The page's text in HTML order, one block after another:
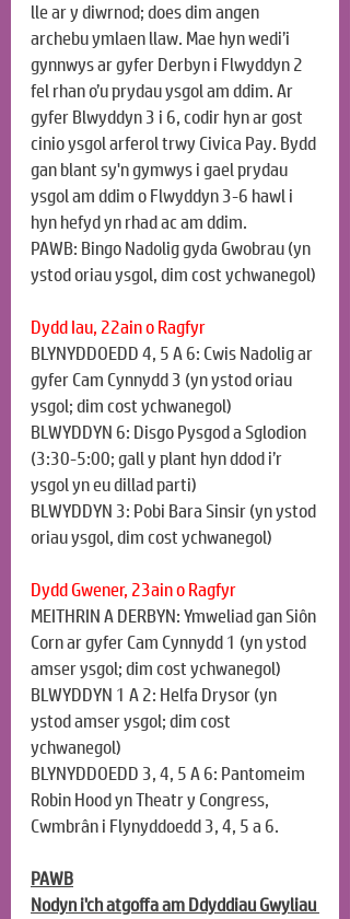
lle ar y diwrnod; does dim angen
archebu ymlaen llaw. Mae hyn wedi’i
gynnwys ar gyfer Derbyn i Flwyddyn 2
fel rhan o’u prydau ysgol am ddim. Ar
gyfer Blwyddyn 3 i 6, codir hyn ar gost
cinio ysgol arferol trwy Civica Pay. Bydd
gan blant sy'n gymwys i gael prydau
ysgol am ddim o Flwyddyn 3-6 hawl i
hyn hefyd yn rhad ac am ddim.
PAWB: Bingo Nadolig gyda Gwobrau (yn
ystod oriau ysgol, dim cost ychwanegol)
Dydd Iau, 22ain o Ragfyr
BLYNYDDOEDD 4, 5 A 6: Cwis Nadolig ar
gyfer Cam Cynnydd 3 (yn ystod oriau
ysgol; dim cost ychwanegol)
BLWYDDYN 6: Disgo Pysgod a Sglodion
(3:30-5:00; gall y plant hyn ddod i’r
ysgol yn eu dillad parti)
BLWYDDYN 3: Pobi Bara Sinsir (yn ystod
oriau ysgol, dim cost ychwanegol)
Dydd Gwener, 23ain o Ragfyr
MEITHRIN A DERBYN: Ymweliad gan Siôn
Corn ar gyfer Cam Cynnydd 1 (yn ystod
amser ysgol; dim cost ychwanegol)
BLWYDDYN 1 A 2: Helfa Drysor (yn
ystod amser ysgol; dim cost
ychwanegol)
BLYNYDDOEDD 3, 4, 5 A 6: Pantomeim
Robin Hood yn Theatr y Congress,
Cwmbrân i Flynyddoedd 3, 4, 5 a 6.
PAWB
Nodyn i'ch atgoffa am Ddyddiau Gwyliau